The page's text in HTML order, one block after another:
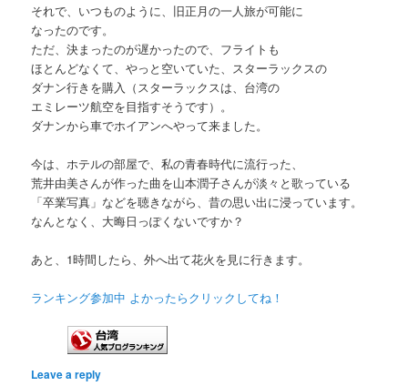
それで、いつものように、旧正月の一人旅が可能に
なったのです。
ただ、決まったのが遅かったので、フライトも
ほとんどなくて、やっと空いていた、スターラックスの
ダナン行きを購入（スターラックスは、台湾の
エミレーツ航空を目指すそうです）。
ダナンから車でホイアンへやって来ました。
今は、ホテルの部屋で、私の青春時代に流行った、
荒井由美さんが作った曲を山本潤子さんが淡々と歌っている
「卒業写真」などを聴きながら、昔の思い出に浸っています。
なんとなく、大晦日っぽくないですか？
あと、1時間したら、外へ出て花火を見に行きます。
ランキング参加中 よかったらクリックしてね！
Leave a reply